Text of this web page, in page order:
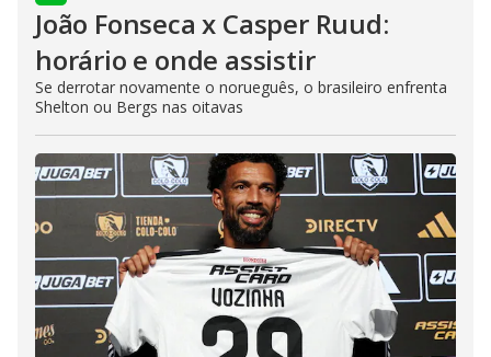
João Fonseca x Casper Ruud:
horário e onde assistir
Se derrotar novamente o norueguês, o brasileiro enfrenta
Shelton ou Bergs nas oitavas